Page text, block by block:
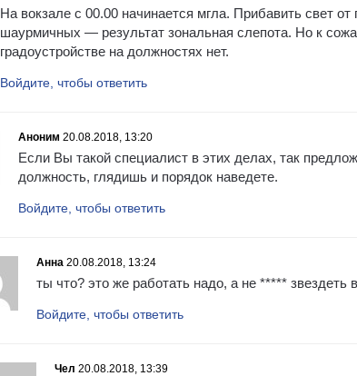
На вокзале с 00.00 начинается мгла. Прибавить свет
шаурмичных — результат зональная слепота. Но к
градоустройстве на должностях нет.
Войдите, чтобы ответить
Аноним 20.08.2018, 13:20
Если Вы такой специалист в этих делах, так
должность, глядишь и порядок наведете.
Войдите, чтобы ответить
Анна 20.08.2018, 13:24
ты что? это же работать надо, а не ***** звездеть
Войдите, чтобы ответить
Чел 20.08.2018, 13:39